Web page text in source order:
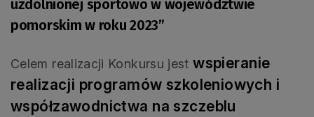
uzdolnionej sportowo w województwie
pomorskim w roku 2023”
Celem realizacji Konkursu jestwspieranie
realizacji programów szkoleniowych i
współzawodnictwa na szczeblu